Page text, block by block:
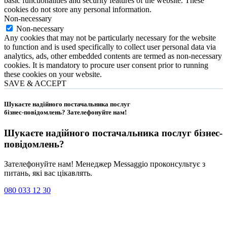
cookies do not store any personal information.
Non-necessary
Non-necessary
Any cookies that may not be particularly necessary for the website
to function and is used specifically to collect user personal data via
analytics, ads, other embedded contents are termed as non-necessary
cookies. It is mandatory to procure user consent prior to running
these cookies on your website.
SAVE & ACCEPT
Шукаєте надійного постачальника послуг
бізнес-повідомлень? Зателефонуйте нам!
Шукаєте надійного постачальника послуг бізнес-
повідомлень?
Зателефонуйте нам! Менеджер Messaggio проконсультує з
питань, які вас цікавлять.
080 033 12 30